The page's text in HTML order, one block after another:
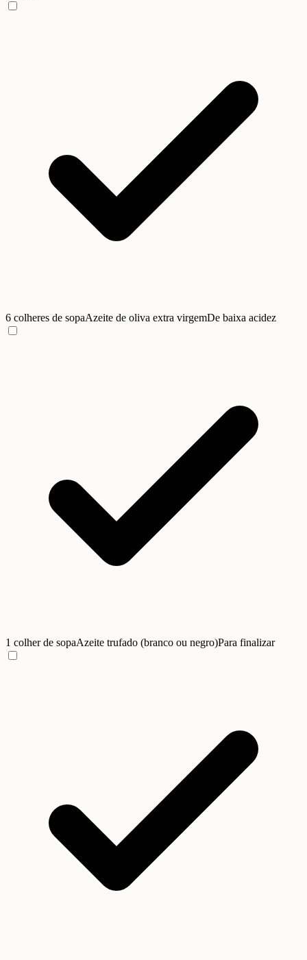
6 colheres de sopaAzeite de oliva extra virgemDe baixa acidez
1 colher de sopaAzeite trufado (branco ou negro)Para finalizar